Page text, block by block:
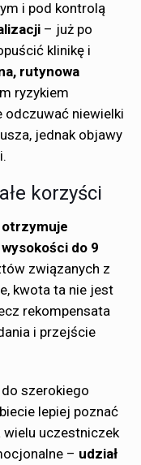
i pod kontrolą
– już po
klinikę i
rutynowa
ryzykiem
odczuwać niewielki
jednak objawy
korzyści
otrzymuje
do 9
związanych z
kwota ta nie jest
rekompensata
i przejście
szerokiego
lepiej poznać
uczestniczek
– udział